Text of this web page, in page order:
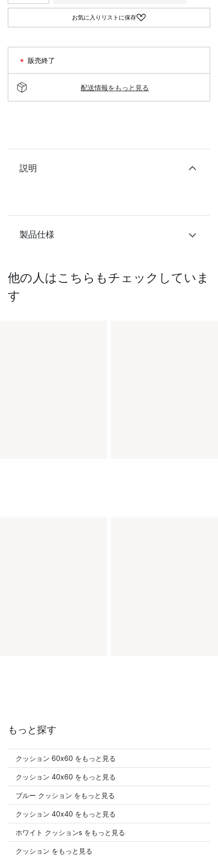
お気に入りリストに保存
販売終了
配送情報をもっと見る
説明
製品仕様
他の人はこちらもチェックしていま
す
もっと探す
クッション 60x60 をもっと見る
クッション 40x60 をもっと見る
ブルー クッション をもっと見る
クッション 40x40 をもっと見る
ホワイト クッションs をもっと見る
クッション をもっと見る